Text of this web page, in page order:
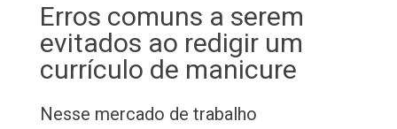
Erros comuns a serem
evitados ao redigir um
currículo de manicure
Nesse mercado de trabalho